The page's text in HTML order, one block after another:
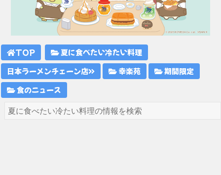
TOP
夏に食べたい冷たい料理
日本ラーメンチェーン店
幸楽苑
期間限定
食のニュース